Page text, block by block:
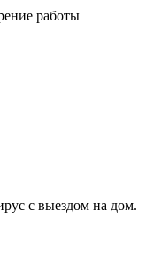
работы
с выездом на дом.